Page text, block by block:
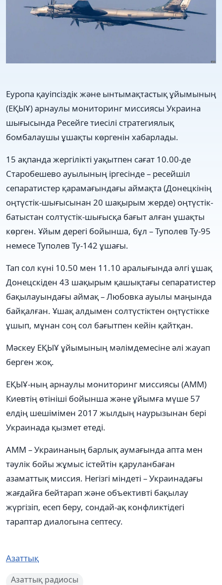
Еуропа қауіпсіздік және ынтымақтастық ұйымының
(ЕҚЫҰ) арнаулы мониторинг миссиясы Украина
шығысында Ресейге тиесілі стратегиялық
бомбалаушы ұшақты көргенін хабарлады.
15 ақпанда жергілікті уақытпен сағат 10.00-де
Старобешево ауылының іргесінде – ресейшіл
сепаратистер қарамағындағы аймақта (Донецкінің
оңтүстік-шығысынан 20 шақырым жерде) оңтүстік-
батыстан солтүстік-шығысқа бағыт алған ұшақты
көрген. Ұйым дерегі бойынша, бұл – Туполев Ту-95
немесе Туполев Ту-142 ұшағы.
Тап сол күні 10.50 мен 11.10 аралығында әлгі ұшақ
Донецскіден 43 шақырым қашықтағы сепаратистер
бақылауындағы аймақ – Любовка ауылы маңында
байқалған. Ұшақ алдымен солтүстіктен оңтүстікке
ұшып, мұнан соң сол бағытпен кейін қайтқан.
Мәскеу ЕҚЫҰ ұйымының мәлімдемесіне әлі жауап
берген жоқ.
ЕҚЫҰ-ның арнаулы мониторинг миссиясы (АММ)
Киевтің өтініші бойынша және ұйымға мүше 57
елдің шешімімен 2017 жылдың наурызынан бері
Украинада қызмет етеді.
АММ – Украинаның барлық аумағында апта мен
тәулік бойы жұмыс істейтін қаруланбаған
азаматтық миссия. Негізгі міндеті – Украинадағы
жағдайға бейтарап және объективті бақылау
жүргізіп, есеп беру, сондай-ақ конфликтідегі
тараптар диалогына септесу.
Азаттық
Азаттық радиосы